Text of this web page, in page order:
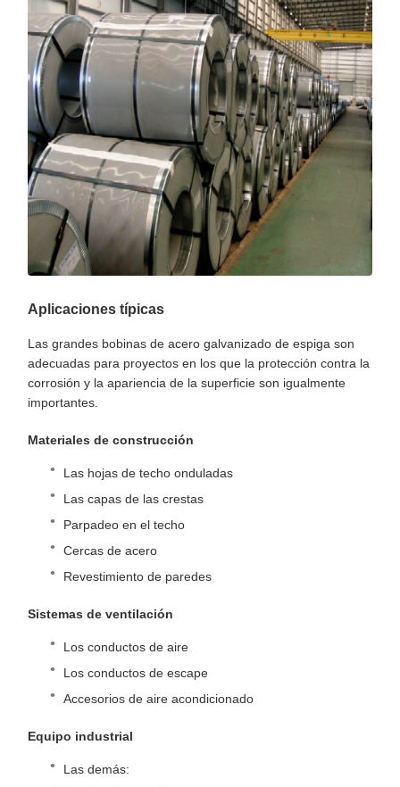
Aplicaciones típicas
Las grandes bobinas de acero galvanizado de espiga son
adecuadas para proyectos en los que la protección contra la
corrosión y la apariencia de la superficie son igualmente
importantes.
Materiales de construcción
Las hojas de techo onduladas
Las capas de las crestas
Parpadeo en el techo
Cercas de acero
Revestimiento de paredes
Sistemas de ventilación
Los conductos de aire
Los conductos de escape
Accesorios de aire acondicionado
Equipo industrial
Las demás: